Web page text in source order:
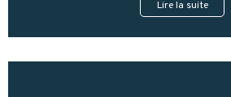
Lire la suite